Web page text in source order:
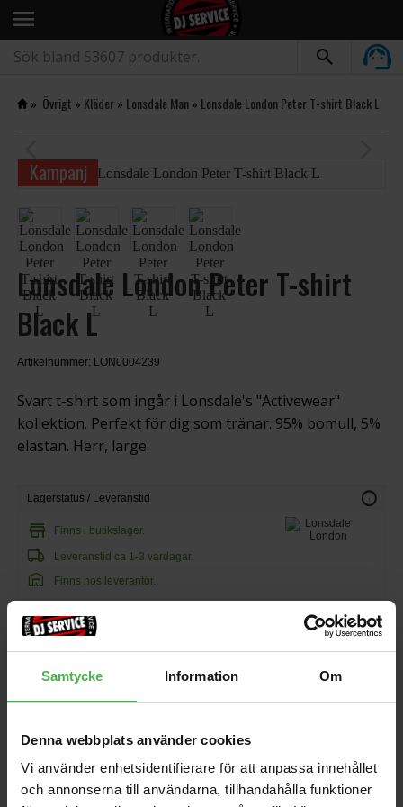
Samtycke Information Om
Denna webbplats använder cookies
Vi använder enhetsidentifierare för att anpassa innehållet
och annonserna till användarna, tillhandahålla funktioner
menu
» Övrigt » Kläder» Lonsdale Man» Lonsdale London Peter T-shirt Black L
Kampanj
Lonsdale London Peter T-shirt
Black L
Artikelnummer: LON0004239
Svart t-shirt som ingår i Lonsdale's "Activewear"
kollektion. Perfekt för dig som tränar. 95% bomull, 5%
elastan. Herr, large.
Lagerstatus / Leveranstid info
store Finns i butikslager.
local_shipping Leveranstid ca 1-3 vardagar.
warehouse Finns hos leverantör.
129 kr/st